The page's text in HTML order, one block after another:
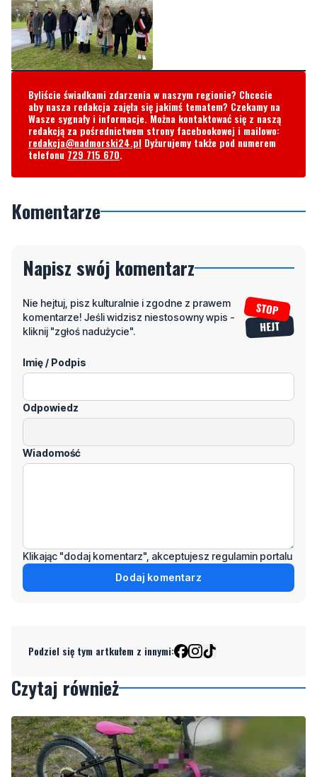
Byliście świadkami zdarzenia w naszym regionie? Chcecie
aby nasza redakcja zajęła się jakimś tematem? Czekamy na
Wasze sygnały i informacje. Można kontaktować się z naszą
redakcją za pośrednictwem strony facebookowej i mailowo:
redakcja@nadmorski24.pl Dyżurujemy także pod numerem
telefonu 729 715 670.
Komentarze
Napisz swój komentarz
Nie hejtuj, pisz kulturalnie i zgodne z prawem
komentarze! Jeśli widzisz niestosowny wpis -
kliknij "zgłoś nadużycie".
Imię / Podpis
Odpowiedz
Wiadomość
Klikając "dodaj komentarz", akceptujesz regulamin portalu
Dodaj komentarz
Podziel się tym artkułem z innymi:
Czytaj również